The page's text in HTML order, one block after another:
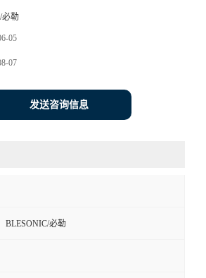
必勒
05
07
发送咨询信息
BLESONIC/必勒